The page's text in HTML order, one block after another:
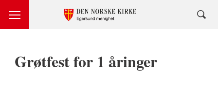
Grøtfest for 1 åringer